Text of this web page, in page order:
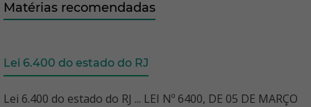
Matérias recomendadas
Lei 6.400 do estado do RJ
Lei 6.400 do estado do RJ ... LEI Nº 6400, DE 05 DE MARÇO